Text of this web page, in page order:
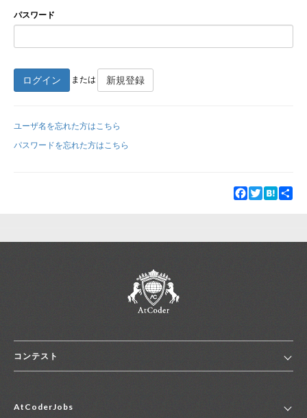
新規登録
パスワード
ログイン または 新規登録
ユーザ名を忘れた方はこちら
パスワードを忘れた方はこちら
Facebook
TwitterHatena
コンテスト
コンテスト一覧
AtCoderJobs